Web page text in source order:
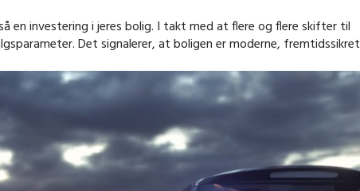
en investering i jeres bolig. I takt med at flere og flere skifter til
Det signalerer, at boligen er moderne, fremtidssikret